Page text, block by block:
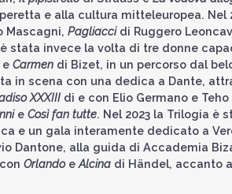
e alla cultura mitteleuropea. Nel
Mascagni, Pagliaccidi Ruggero
è stata invece la volta di tre donne
e Carmen di Bizet, in un percorso dal
in scena con una dedica a Dante,
XXXIII di e con Elio Germano e
e Così fan tutte. Nel 2023 la Trilogia è
e un gala interamente dedicato a
Dantone, alla guida di Accademia
Orlandoe Alcina di Händel, accanto